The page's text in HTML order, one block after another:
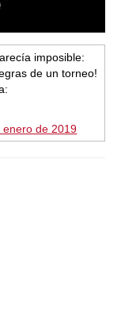
imposible:
de un torneo!
enero de 2019